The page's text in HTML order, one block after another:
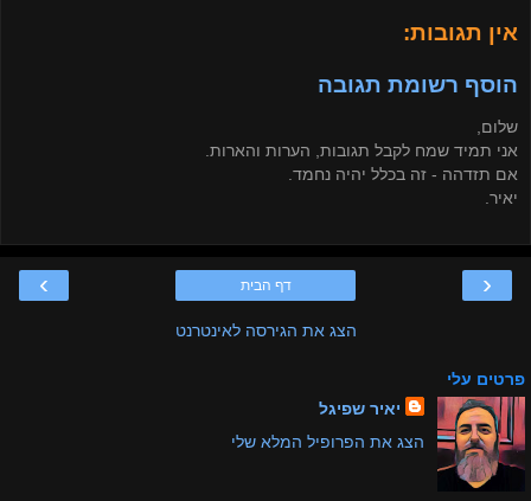
אין תגובות:
הוסף רשומת תגובה
שלום,
אני תמיד שמח לקבל תגובות, הערות והארות.
אם תזדהה - זה בכלל יהיה נחמד.
יאיר.
‹
› דף הבית
הצג את הגירסה לאינטרנט
פרטים עלי
יאיר שפיגל
הצג את הפרופיל המלא שלי